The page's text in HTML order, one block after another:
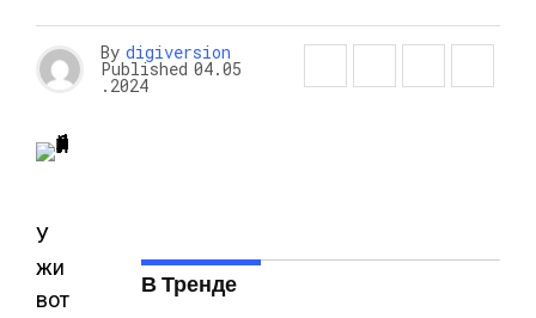
By digiversion
Published 04.05
.2024
У
жи
вот
В Тренде